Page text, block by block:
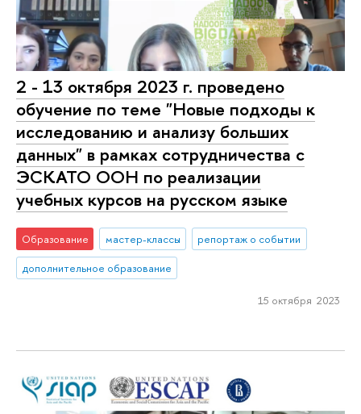
2 - 13 октября 2023 г. проведено
обучение по теме "Новые подходы к
исследованию и анализу больших
данных" в рамках сотрудничества с
ЭСКАТО ООН по реализации
учебных курсов на русском языке
Образование мастер-классы
репортаж о событии
дополнительное образование
15 октября 2023